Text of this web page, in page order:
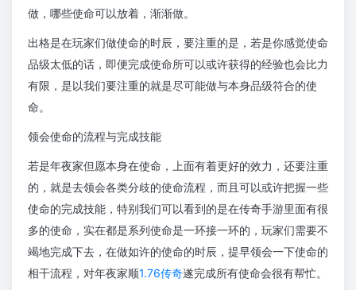
做，哪些使命可以放着，渐渐做。
出格是在玩家们做使命的时辰，要注重的是，若是你感觉使命
品级太低的话，即便完成使命所可以或许获得的经验也会比力
有限，是以我们要注重的就是尽可能做与本身品级符合的使
命。
领会使命的流程与完成技能
若是年夜家但愿本身在使命，上面有着更好的效力，还要注重
的，就是去领会各类分歧的使命流程，而且可以或许把握一些
使命的完成技能，特别我们可以看到的是在传奇手游里面有很
多的使命，实在都是系列使命是一环接一环的，玩家们需要不
竭地完成下去，在做如许的使命的时辰，提早领会一下使命的
相干流程，对年夜家顺1.76传奇遂完成所有使命会很有帮忙。